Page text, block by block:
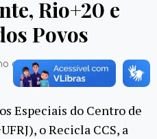
Rio+20 e
Povos
de 2012
Especiais do Centro de
o Recicla CCS, a